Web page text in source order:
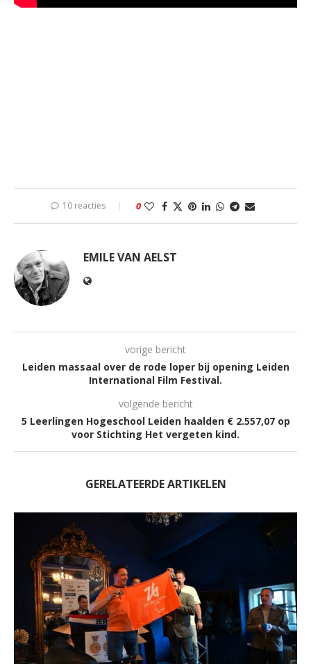
10 reacties 0
EMILE VAN AELST
vorige bericht
Leiden massaal over de rode loper bij opening Leiden
International Film Festival.
volgende bericht
5 Leerlingen Hogeschool Leiden haalden € 2.557,07 op
voor Stichting Het vergeten kind.
GERELATEERDE ARTIKELEN